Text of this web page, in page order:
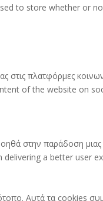
to store whether or
στις πλατφόρμες
of the website on
στην παράδοση μιας
a better user
Αυτά τα cookies